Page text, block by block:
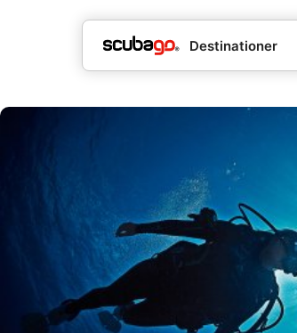
Destinationer